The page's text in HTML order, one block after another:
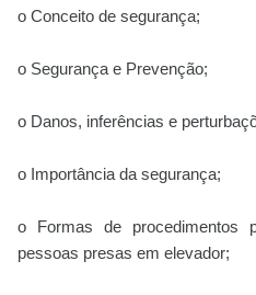
o Conceito de segurança;
o Segurança e Prevenção;
o Danos, inferências e
o Importância da segurança;
o Formas de procedimentos
pessoas presas em elevador;